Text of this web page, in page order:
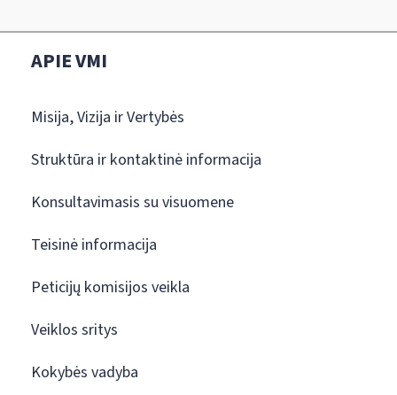
APIE VMI
Misija, Vizija ir Vertybės
Struktūra ir kontaktinė informacija
Konsultavimasis su visuomene
Teisinė informacija
Peticijų komisijos veikla
Veiklos sritys
Kokybės vadyba